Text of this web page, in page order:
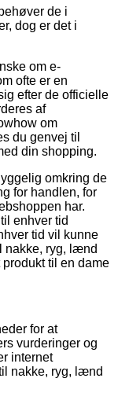
de i
dog er det i
om e-
ofte er en
efter de officielle
af
om
du genvej til
din shopping.
omkring de
for handlen, for
har.
enhver tid
tid vil kunne
nakke, ryg, lænd
til en dame
for at
vurderinger og
internet
nakke, ryg, lænd